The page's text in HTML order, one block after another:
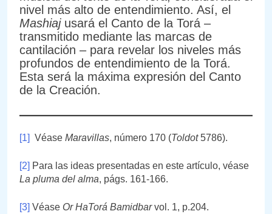
nivel más alto de entendimiento. Así, el
Mashiajusará el Canto de la Torá –
transmitido mediante las marcas de
cantilación – para revelar los niveles más
profundos de entendimiento de la Torá.
Esta será la máxima expresión del Canto
de la Creación.
[1] Véase Maravillas, número 170 (Toldot5786).
[2] Para las ideas presentadas en este artículo, véase
La pluma del alma, págs. 161-166.
[3] Véase Or HaTorá Bamidbarvol. 1, p.204.